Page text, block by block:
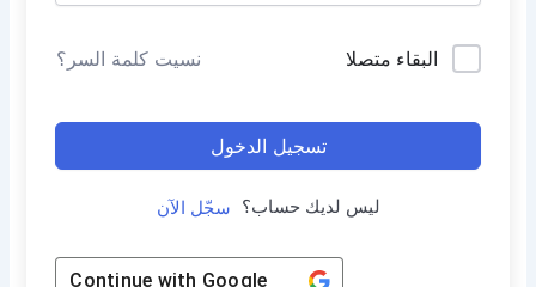
البقاء متصلا نسيت كلمة السر؟
تسجيل الدخول
ليس لديك حساب؟ سجّل الآن
Continue with Google